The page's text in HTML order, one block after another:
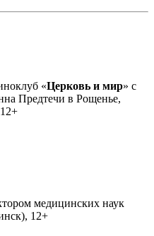
«Церковь и мир» с
Предтечи в Рощенье,
медицинских наук
12+